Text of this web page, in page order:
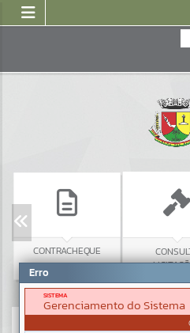
CONTRACHEQUE
Erro
SISTEMA
Gerenciamento do Sistema